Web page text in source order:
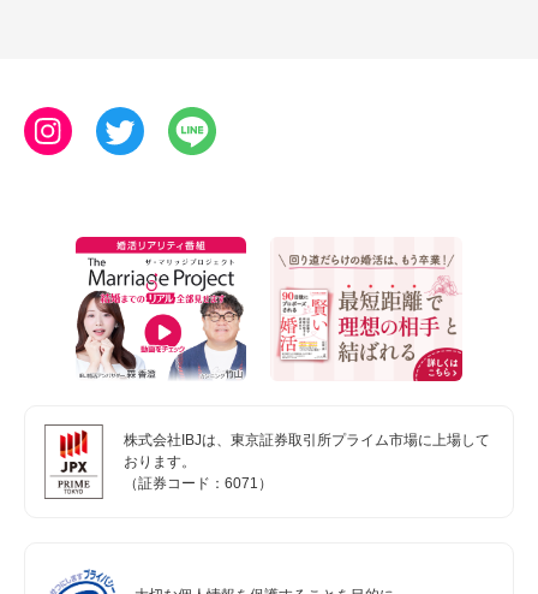
株式会社IBJは、東京証券取引所プライム市場に上場して
おります。
（証券コード：6071）